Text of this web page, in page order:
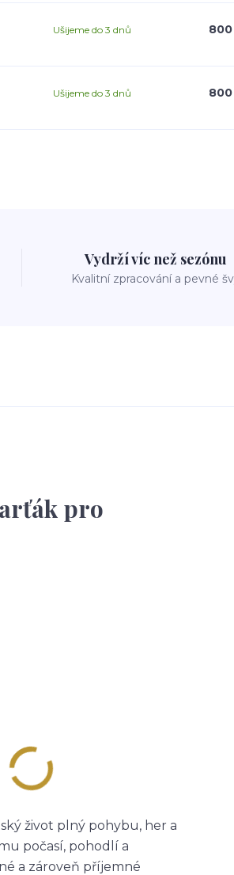
800
Ušijeme do 3 dnů
800
Ušijeme do 3 dnů
Vydrží víc než sezónu
Kvalitní zpracování a pevné
pro
život plný pohybu, her a
počasí, pohodlí a
a zároveň příjemné